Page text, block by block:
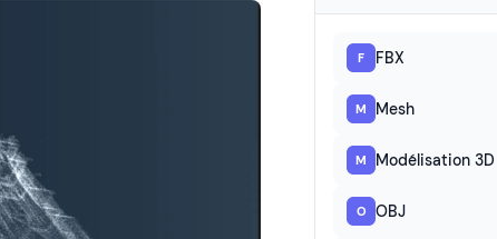
F FBX
M Mesh
M Modélisation 3D
O OBJ